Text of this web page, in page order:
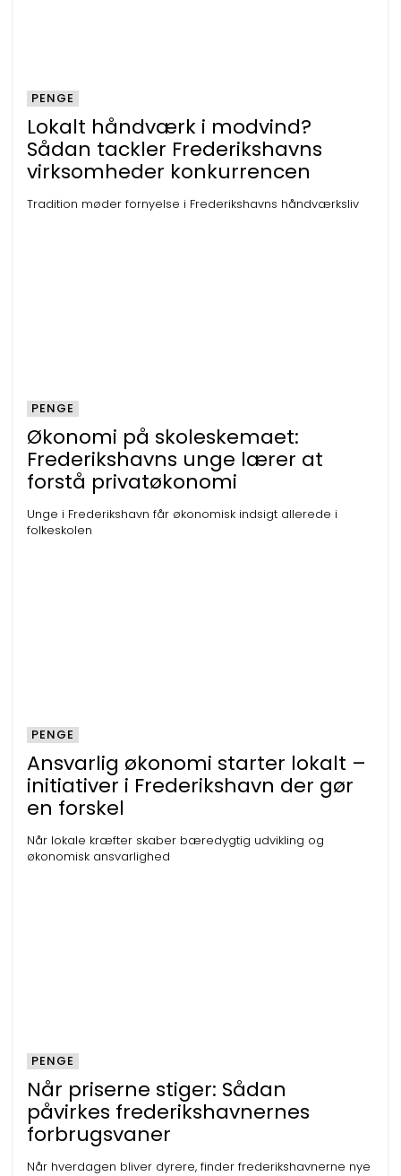
Lokalt håndværk i modvind?
Sådan tackler Frederikshavns
virksomheder konkurrencen
Tradition møder fornyelse i Frederikshavns håndværksliv
PENGE
Økonomi på skoleskemaet:
Frederikshavns unge lærer at
forstå privatøkonomi
Unge i Frederikshavn får økonomisk indsigt allerede i
folkeskolen
PENGE
Ansvarlig økonomi starter lokalt –
initiativer i Frederikshavn der gør
en forskel
Når lokale kræfter skaber bæredygtig udvikling og
økonomisk ansvarlighed
PENGE
Når priserne stiger: Sådan
påvirkes frederikshavnernes
forbrugsvaner
Når hverdagen bliver dyrere, finder frederikshavnerne nye
PENGE